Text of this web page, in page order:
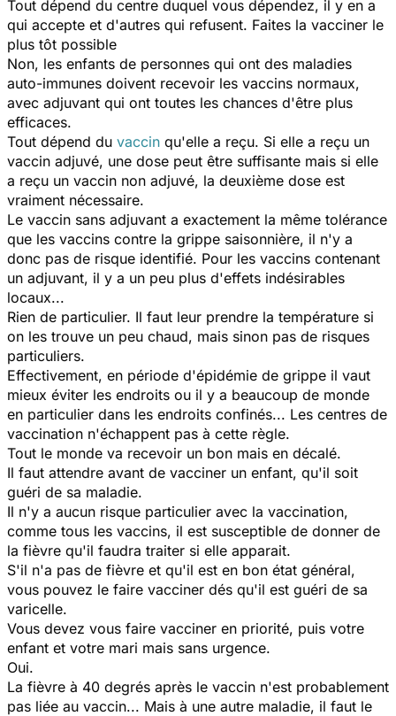
Tout dépend du centre duquel vous dépendez, il y en a
qui accepte et d'autres qui refusent. Faites la vacciner le
plus tôt possible
Non, les enfants de personnes qui ont des maladies
auto-immunes doivent recevoir les vaccins normaux,
avec adjuvant qui ont toutes les chances d'être plus
efficaces.
Tout dépend du vaccin qu'elle a reçu. Si elle a reçu un
vaccin adjuvé, une dose peut être suffisante mais si elle
a reçu un vaccin non adjuvé, la deuxième dose est
vraiment nécessaire.
Le vaccin sans adjuvant a exactement la même tolérance
que les vaccins contre la grippe saisonnière, il n'y a
donc pas de risque identifié. Pour les vaccins contenant
un adjuvant, il y a un peu plus d'effets indésirables
locaux...
Rien de particulier. Il faut leur prendre la température si
on les trouve un peu chaud, mais sinon pas de risques
particuliers.
Effectivement, en période d'épidémie de grippe il vaut
mieux éviter les endroits ou il y a beaucoup de monde
en particulier dans les endroits confinés... Les centres de
vaccination n'échappent pas à cette règle.
Tout le monde va recevoir un bon mais en décalé.
Il faut attendre avant de vacciner un enfant, qu'il soit
guéri de sa maladie.
Il n'y a aucun risque particulier avec la vaccination,
comme tous les vaccins, il est susceptible de donner de
la fièvre qu'il faudra traiter si elle apparait.
S'il n'a pas de fièvre et qu'il est en bon état général,
vous pouvez le faire vacciner dés qu'il est guéri de sa
varicelle.
Vous devez vous faire vacciner en priorité, puis votre
enfant et votre mari mais sans urgence.
Oui.
La fièvre à 40 degrés après le vaccin n'est probablement
pas liée au vaccin... Mais à une autre maladie, il faut le